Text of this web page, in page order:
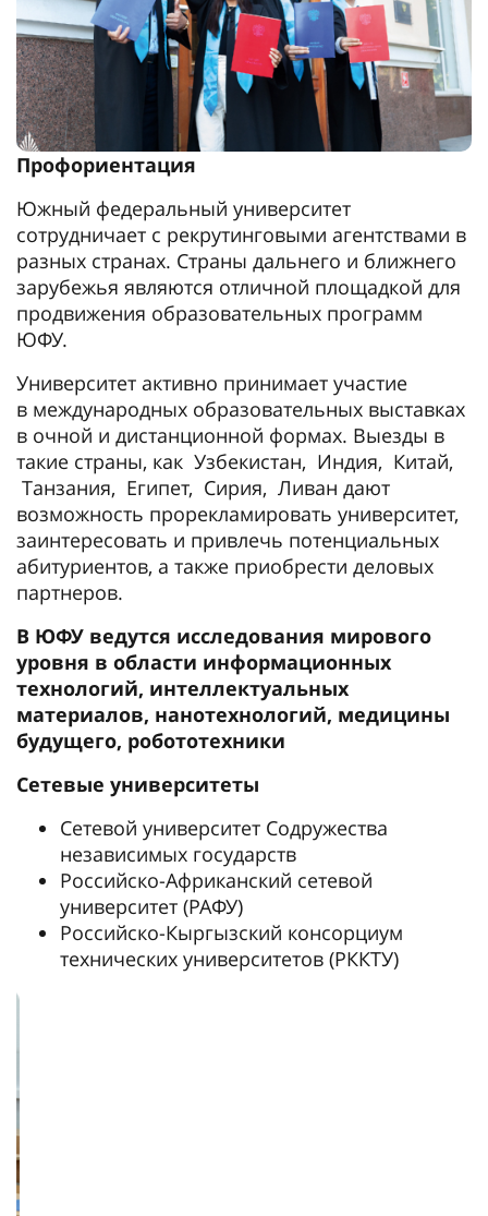
Профориентация
Южный федеральный университет
сотрудничает с рекрутинговыми агентствами в
разных странах. Страны дальнего и ближнего
зарубежья являются отличной площадкой для
продвижения образовательных программ
ЮФУ.
Университет активно принимает участие
в международных образовательных выставках
в очной и дистанционной формах. Выезды в
такие страны, как Узбекистан, Индия, Китай,
Танзания, Египет, Сирия, Ливан дают
возможность прорекламировать университет,
заинтересовать и привлечь потенциальных
абитуриентов, а также приобрести деловых
партнеров.
В ЮФУ ведутся исследования мирового
уровня в области информационных
технологий, интеллектуальных
материалов, нанотехнологий, медицины
будущего, робототехники
Сетевые университеты
Сетевой университет Содружества
независимых государств
Российско-Африканский сетевой
университет (РАФУ)
Российско-Кыргызский консорциум
технических университетов (РККТУ)